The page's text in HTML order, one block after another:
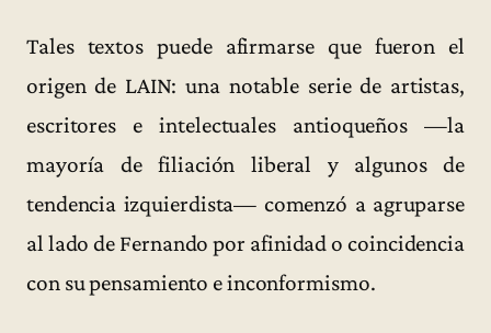
Tales textos puede afirmarse que fueron el
origen de LAIN: una notable serie de artistas,
escritores e intelectuales antioqueños —la
mayoría de filiación liberal y algunos de
tendencia izquierdista— comenzó a agruparse
al lado de Fernando por afinidad o coincidencia
con su pensamiento e inconformismo.